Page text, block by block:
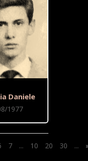
Daniele
1977
7 ... 10 20 30 ...